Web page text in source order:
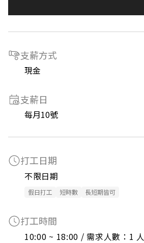
支薪方式
現金
支薪日
每月10號
打工日期
不限日期
假日打工 短時數 長短期皆可
打工時間
10:00 ~ 18:00 / 需求人數：1 人